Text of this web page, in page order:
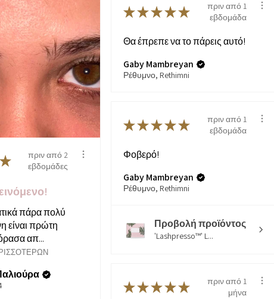
★
πριν από 2
εβδομάδες
πάρα πολύ
είναι πρώτη
απ...
★★★★★
πριν από 1
εβδομάδα
Θα έπρεπε να το πάρεις αυτό!
Gaby Mambreyan
Ρέθυμνο, Rethimni
★★★★★
πριν από 1
εβδομάδα
Φοβερό!
Gaby Mambreyan
Ρέθυμνο, Rethimni
Προβολή προϊόντος
'Lashpresso™' L...
★★★★★
πριν από 1
μήνα